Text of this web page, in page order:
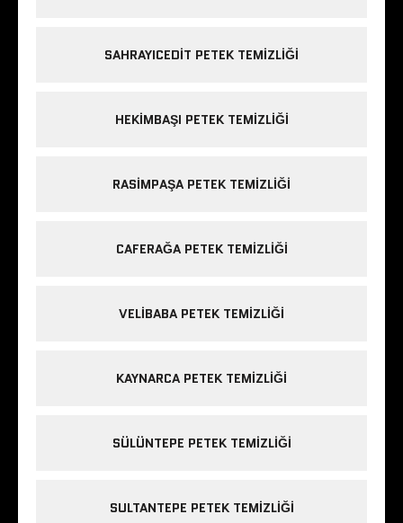
SAHRAYICEDIT PETEK TEMIZLIĞI
HEKIMBAŞI PETEK TEMIZLIĞI
RASIMPAŞA PETEK TEMIZLIĞI
CAFERAĞA PETEK TEMIZLIĞI
VELIBABA PETEK TEMIZLIĞI
KAYNARCA PETEK TEMIZLIĞI
SÜLÜNTEPE PETEK TEMIZLIĞI
SULTANTEPE PETEK TEMIZLIĞI